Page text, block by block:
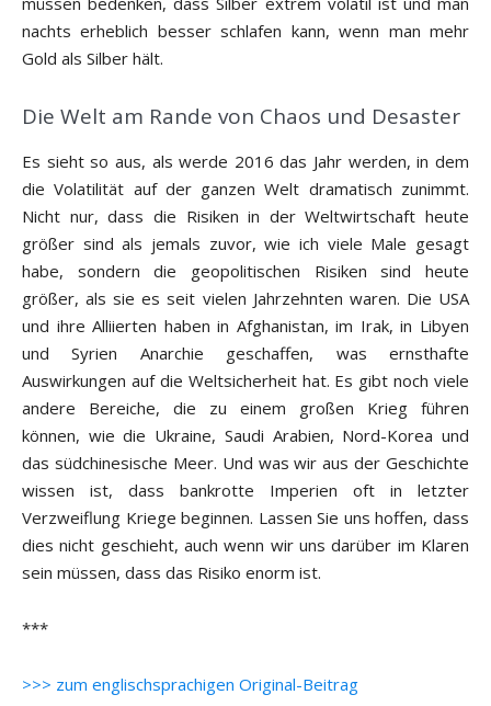
nachts erheblich besser schlafen kann, wenn man mehr
Gold als Silber hält.
Die Welt am Rande von Chaos und Desaster
Es sieht so aus, als werde 2016 das Jahr werden, in dem
die Volatilität auf der ganzen Welt dramatisch zunimmt.
Nicht nur, dass die Risiken in der Weltwirtschaft heute
größer sind als jemals zuvor, wie ich viele Male gesagt
habe, sondern die geopolitischen Risiken sind heute
größer, als sie es seit vielen Jahrzehnten waren. Die USA
und ihre Alliierten haben in Afghanistan, im Irak, in Libyen
und Syrien Anarchie geschaffen, was ernsthafte
Auswirkungen auf die Weltsicherheit hat. Es gibt noch viele
andere Bereiche, die zu einem großen Krieg führen
können, wie die Ukraine, Saudi Arabien, Nord-Korea und
das südchinesische Meer. Und was wir aus der Geschichte
wissen ist, dass bankrotte Imperien oft in letzter
Verzweiflung Kriege beginnen. Lassen Sie uns hoffen, dass
dies nicht geschieht, auch wenn wir uns darüber im Klaren
sein müssen, dass das Risiko enorm ist.
***
>>> zum englischsprachigen Original-Beitrag